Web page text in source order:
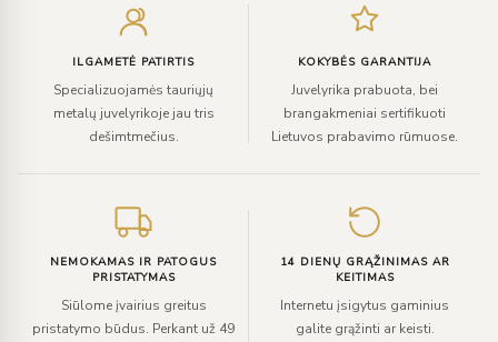
ILGAMETĖ PATIRTIS
Specializuojamės tauriųjų
metalų juvelyrikoje jau tris
dešimtmečius.
KOKYBĖS GARANTIJA
Juvelyrika prabuota, bei
brangakmeniai sertifikuoti
Lietuvos prabavimo rūmuose.
NEMOKAMAS IR PATOGUS
PRISTATYMAS
Siūlome įvairius greitus
pristatymo būdus. Perkant už 49
14 DIENŲ GRĄŽINIMAS AR
KEITIMAS
Internetu įsigytus gaminius
galite grąžinti ar keisti.